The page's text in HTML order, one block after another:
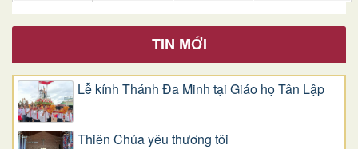
TIN MỚI
Lễ kính Thánh Đa Minh tại Giáo họ Tân Lập
Thiên Chúa yêu thương tôi